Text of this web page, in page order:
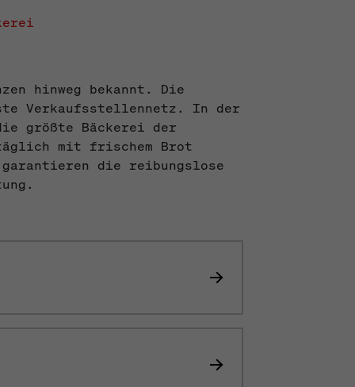
hinweg bekannt. Die
Verkaufsstellennetz. In der
größte Bäckerei der
mit frischem Brot
garantieren die reibungslose